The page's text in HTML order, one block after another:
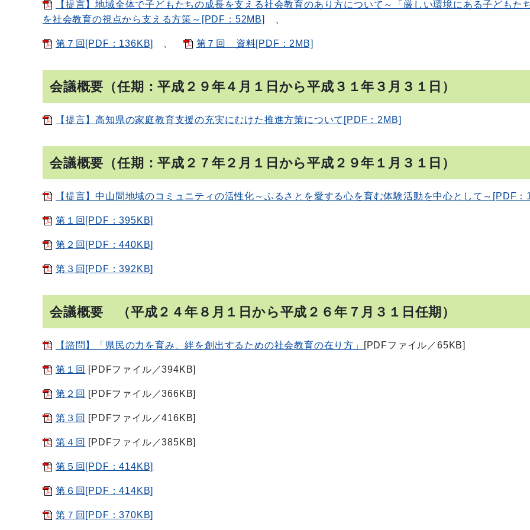
【提言】地域全体で子どもたちの成長を支える社会教育のあり方について～「厳しい環境にある子どもたち
を社会教育の視点から支える方策～[PDF：52MB]
第７回[PDF：136KB] 第７回 資料[PDF：2MB]
会議概要（任期：平成２９年４月１日から平成３１年３月３１日）
【提言】高知県の家庭教育支援の充実にむけた推進方策について[PDF：2MB]
会議概要（任期：平成２７年２月１日から平成２９年１月３１日）
【提言】中山間地域のコミュニティの活性化～ふるさとを愛する心を育む体験活動を中心として～[PDF：
第１回[PDF：395KB]
第２回[PDF：440KB]
第３回[PDF：392KB]
会議概要 （平成２４年８月１日から平成２６年７月３１日任期）
【諮問】「県民の力を育み、絆を創出するための社会教育の在り方」 [PDFファイル／65KB]
第１回 [PDFファイル／394KB]
第２回 [PDFファイル／366KB]
第３回 [PDFファイル／416KB]
第４回 [PDFファイル／385KB]
第５回[PDF：414KB]
第６回[PDF：414KB]
第７回[PDF：370KB]